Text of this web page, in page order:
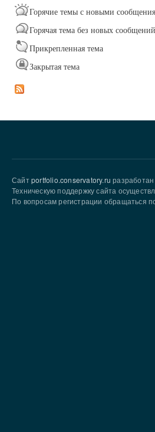
Горячие темы с новыми
Горячая тема без новых сообщений
Прикрепленная тема
Закрытая тема
Сайтportfolio.conservatory.ru
Техническую поддержку сайта
По вопросам регистрации обращаться